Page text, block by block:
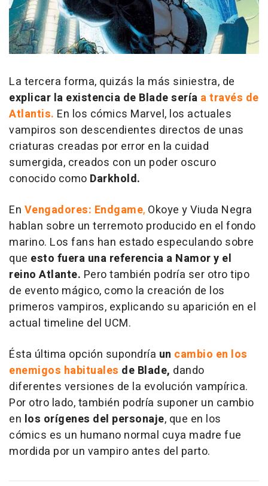
La tercera forma, quizás la más siniestra, de
explicar la existencia de Blade sería a través de
Atlantis. En los cómics Marvel, los actuales
vampiros son descendientes directos de unas
criaturas creadas por error en la cuidad
sumergida, creados con un poder oscuro
conocido como Darkhold.
En Vengadores: Endgame, Okoye y Viuda Negra
hablan sobre un terremoto producido en el fondo
marino. Los fans han estado especulando sobre
que esto fuera una referencia a Namor y el
reino Atlante. Pero también podría ser otro tipo
de evento mágico, como la creación de los
primeros vampiros, explicando su aparición en el
actual timeline del UCM.
Ésta última opción supondría un cambio en los
enemigos habituales de Blade, dando
diferentes versiones de la evolución vampírica.
Por otro lado, también podría suponer un cambio
en los orígenes del personaje, que en los
cómics es un humano normal cuya madre fue
mordida por un vampiro antes del parto.